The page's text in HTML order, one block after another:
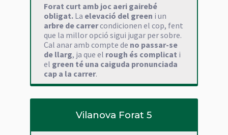
Forat curt amb joc aeri gairebé
obligat. La elevació del green i un
arbre de carrercondicionen el cop, fent
que la millor opció sigui jugar per sobre.
Cal anar amb compte de no passar-se
de llarg, ja que el rough és complicat i
el green té una caiguda pronunciada
cap a la carrer.
Vilanova Forat 5